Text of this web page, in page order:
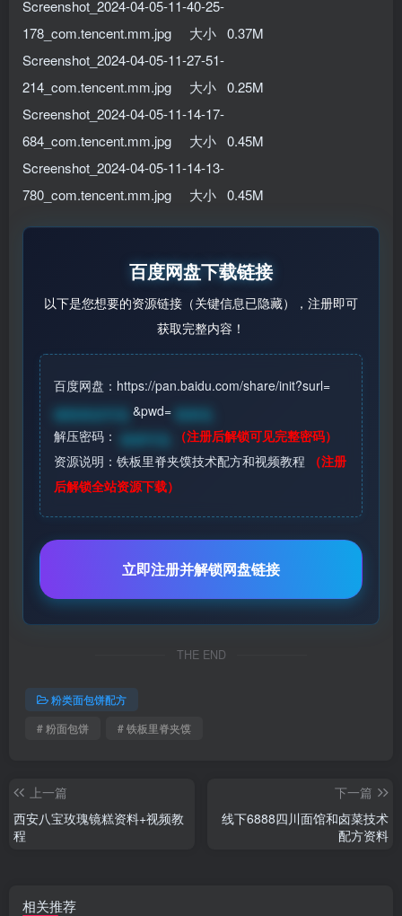
Screenshot_2024-04-05-11-40-25-
178_com.tencent.mm.jpg 大小 0.37M
Screenshot_2024-04-05-11-27-51-
214_com.tencent.mm.jpg 大小 0.25M
Screenshot_2024-04-05-11-14-17-
684_com.tencent.mm.jpg 大小 0.45M
Screenshot_2024-04-05-11-14-13-
780_com.tencent.mm.jpg 大小 0.45M
百度网盘下载链接
以下是您想要的资源链接（关键信息已隐藏），注册即可
获取完整内容！
百度网盘：https://pan.baidu.com/share/init?surl=
请登录后可见
&pwd=
解压密码：
（注册后解锁可见完整密码）
资源说明：铁板里脊夹馍技术配方和视频教程
（注册
后解锁全站资源下载）
立即注册并解锁网盘链接
THE END
粉类面包饼配方
# 粉面包饼
# 铁板里脊夹馍
上一篇
西安八宝玫瑰镜糕资料+视频教
程
下一篇
线下6888四川面馆和卤菜技术
配方资料
相关推荐